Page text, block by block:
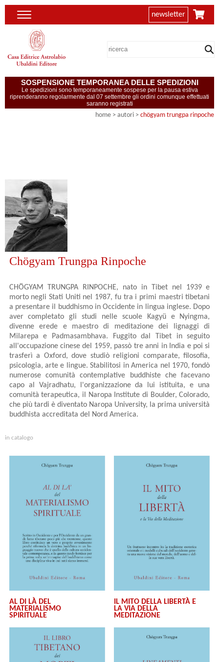
newsletter
SOSPENSIONE TEMPORANEA DELLE SPEDIZIONI
Le spedizioni sono temporaneamente sospese per la pausa estiva
riprenderanno regolarmente dal 07 settembre gli ordini comunque effettuati
saranno registrati
home > autori > chögyam trungpa rinpoche
Chögyam Trungpa Rinpoche
CHÖGYAM TRUNGPA RINPOCHE, nato in Tibet nel 1939 e
morto negli Stati Uniti nel 1987, fu tra i primi maestri tibetani
a presentare il buddhismo in Occidente in lingua inglese. Dopo
aver completato gli studi nelle scuole Kagyü e Nyingma,
divenne erede e maestro di meditazione dei lignaggi di
Milarepa e Padmasambhava. Fuggito dal Tibet in seguito
all'occupazione cinese del 1959, passò tre anni in India e poi si
trasferì a Oxford, dove studiò religioni comparate, filosofia,
psicologia, arte e lingue. Stabilitosi in America nel 1970, fondò
numerose comunità contemplative buddhiste che facevano
capo al Vajradhatu, l'organizzazione da lui istituita, e una
comunità terapeutica, il Naropa Institute di Boulder, Colorado,
che più tardi è diventato Naropa University, la prima università
buddhista accreditata del Nord America.
in catalogo
AL DI LÀ DEL
MATERIALISMO
SPIRITUALE
IL MITO DELLA LIBERTÀ E
LA VIA DELLA
MEDITAZIONE